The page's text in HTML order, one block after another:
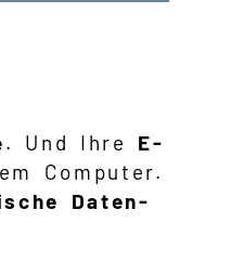
. Und Ihre E-
Computer.
Daten-